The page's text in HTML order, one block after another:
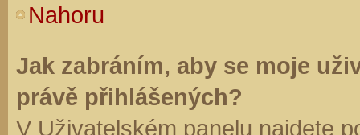
Nahoru
Jak zabráním, aby se moje
právě přihlášených?
V Uživatelském panelu najdete